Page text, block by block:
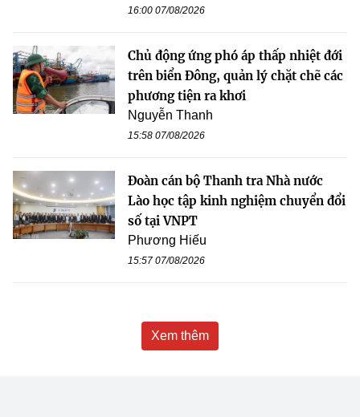
16:00 07/08/2026
Chủ động ứng phó áp thấp nhiệt đới
trên biển Đông, quản lý chặt chẽ các
phương tiện ra khơi
Nguyễn Thanh
15:58 07/08/2026
Đoàn cán bộ Thanh tra Nhà nước
Lào học tập kinh nghiệm chuyển đổi
số tại VNPT
Phương Hiếu
15:57 07/08/2026
Xem thêm